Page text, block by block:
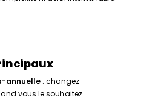
annuelle : changez
vous le souhaitez.